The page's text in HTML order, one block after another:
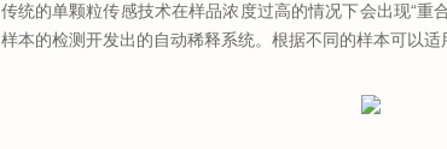
传统的单颗粒传感技术在样品浓度过高的情况下会出现“重
样本的检测开发出的自动稀释系统。根据不同的样本可以适